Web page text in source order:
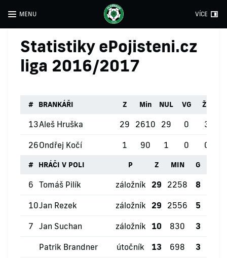
MENU VÍCE
Statistiky ePojisteni.cz
liga 2016/2017
# BRANKÁŘI Z Min NUL VG ŽK
13Aleš Hruška 29 2610 29 0 3
26Ondřej Kočí 1 90 1 0 0
# HRÁČI V POLI P Z MIN G
6 Tomáš Pilík záložník 29 2258 8
10Jan Rezek záložník 29 2556 5
7 Jan Suchan záložník 10 830 3
Patrik Brandner útočník 13 698 3